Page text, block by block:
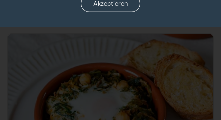
Produkte, Rezepte & Tipps!
Akzeptieren